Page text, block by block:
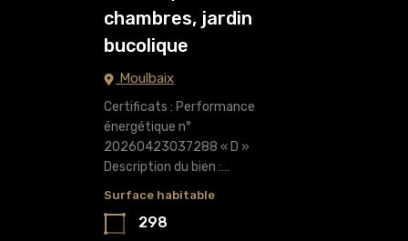
chambres, jardin
bucolique
Moulbaix
Certificats : Performance
énergétique n°
20260423037288 « D »
Description du bien :…
Surface habitable
298